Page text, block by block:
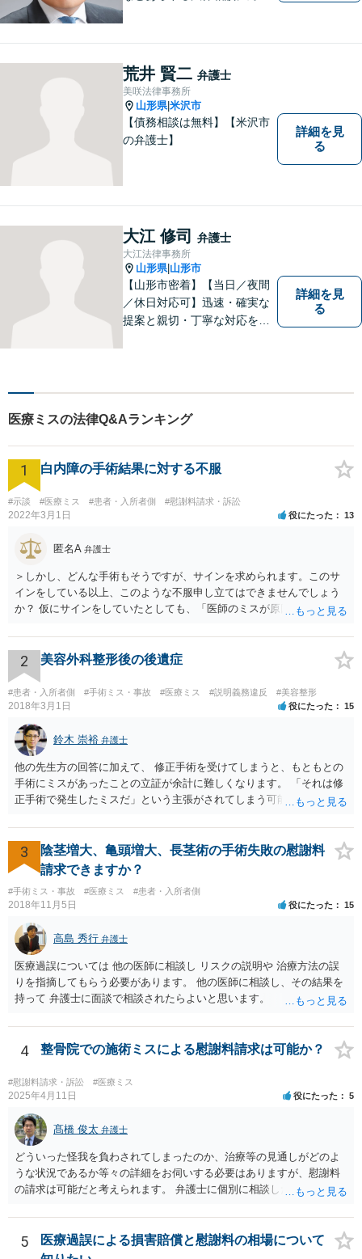
守ることが第一です。 お困り
ごとがありましたら、まずは
ご相談ください。
荒井 賢二 弁護士
美咲法律事務所
山形県|米沢市
【債務相談は無料】【米沢市
の弁護士】
詳細を見
る
大江 修司 弁護士
大江法律事務所
山形県| 山形市
【山形市密着】【当日／夜間
／休日対応可】迅速・確実な
提案と親切・丁寧な対応をい
可】不安や問題について法的
て、より良い解決に導くお手
伝いをいたします。
詳細を見
る
医療ミスの法律Q&Aランキング
1 白内障の手術結果に対する不服
#示談 #医療ミス #患者・入所者側 #慰謝料請求・訴訟
2022年3月1日 役にたった 13
匿名A 弁護士
＞しかし、どんな手術もそうですが、サインを求められます。このサ
インをしている以上、このような不服申し立てはできませんでしょう
か？ 仮にサインをしていたとしても、「医師のミスが原因で老眼がひ
眼が悪化することがあるにもかかわらず、全く説明されなかったよう
な場合」には、請求することは可能です。
2 美容外科整形後の後遺症
#患者・入所者側 #手術ミス・事故 #医療ミス #説明義務違反 #美容整形
2018年3月1日 役にたった 15
鈴木 崇裕 弁護士
他の先生方の回答に加えて、 修正手術を受けてしまうと、もともとの
手術にミスがあったことの立証が余計に難しくなります。 「それは修
正手術で発生したミスだ」という主張がされてしまう可能性があるか
検討なさっているのであれば、修正手術を受けるまえに弁護士に相談
して対応を決めることを強くお勧めいたします。
3
陰茎増大、亀頭増大、長茎術の手術失敗の慰謝料
請求できますか？
#手術ミス・事故 #医療ミス #患者・入所者側
2018年11月5日 役にたった 15
高島 秀行 弁護士
医療過誤については 他の医師に相談し リスクの説明や 治療方法の誤
りを指摘してもらう必要があります。 他の医師に相談し、その結果を
持って 弁護士に面談で相談されたらよいと思います。
4 整骨院での施術ミスによる慰謝料請求は可能か？
#慰謝料請求・訴訟 #医療ミス
2025年4月11日 役にたった 5
髙橋 俊太 弁護士
どういった怪我を負わされてしまったのか、治療等の見通しがどのよ
うな状況であるか等々の詳細をお伺いする必要はありますが、慰謝料
の請求は可能だと考えられます。 弁護士に個別に相談した方がよいケ
してみるとよいでしょう。
5
医療過誤による損害賠償と慰謝料の相場について